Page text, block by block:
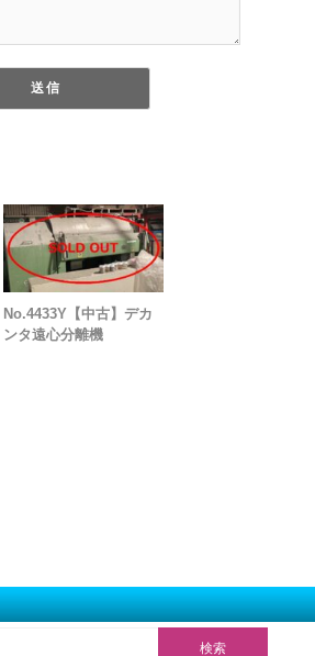
No.4433Y【中古】デカ
ンタ遠心分離機